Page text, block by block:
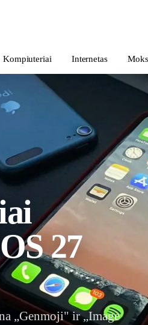
Kompiuteriai Internetas
27
„Genmoji" ir „Image